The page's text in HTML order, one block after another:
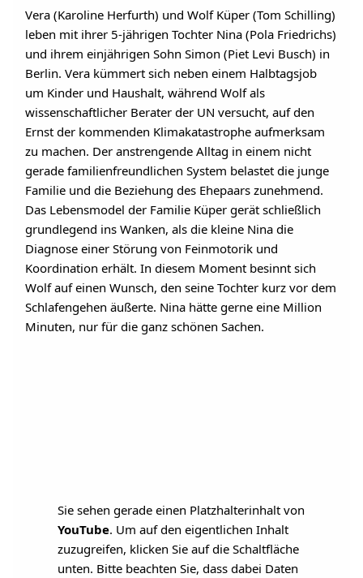
Vera (Karoline Herfurth) und Wolf Küper (Tom Schilling)
leben mit ihrer 5-jährigen Tochter Nina (Pola Friedrichs)
und ihrem einjährigen Sohn Simon (Piet Levi Busch) in
Berlin. Vera kümmert sich neben einem Halbtagsjob
um Kinder und Haushalt, während Wolf als
wissenschaftlicher Berater der UN versucht, auf den
Ernst der kommenden Klimakatastrophe aufmerksam
zu machen. Der anstrengende Alltag in einem nicht
gerade familienfreundlichen System belastet die junge
Familie und die Beziehung des Ehepaars zunehmend.
Das Lebensmodel der Familie Küper gerät schließlich
grundlegend ins Wanken, als die kleine Nina die
Diagnose einer Störung von Feinmotorik und
Koordination erhält. In diesem Moment besinnt sich
Wolf auf einen Wunsch, den seine Tochter kurz vor dem
Schlafengehen äußerte. Nina hätte gerne eine Million
Minuten, nur für die ganz schönen Sachen.
Sie sehen gerade einen Platzhalterinhalt von
YouTube. Um auf den eigentlichen Inhalt
zuzugreifen, klicken Sie auf die Schaltfläche
unten. Bitte beachten Sie, dass dabei Daten